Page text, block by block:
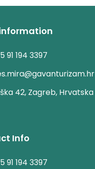
91 194 3397
42, Zagreb, Hrvatska
Info
91 194 3397